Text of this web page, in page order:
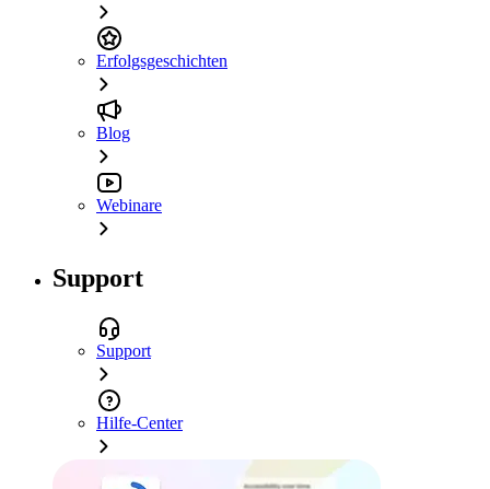
Erfolgsgeschichten
Blog
Webinare
Support
Support
Hilfe-Center